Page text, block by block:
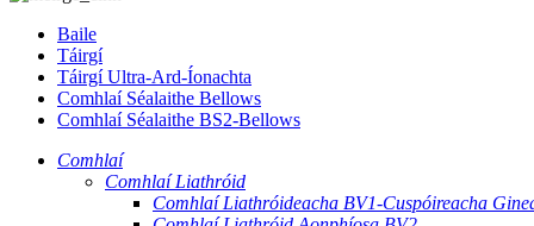
Baile
Táirgí
Táirgí Ultra-Ard-Íonachta
Comhlaí Séalaithe Bellows
Comhlaí Séalaithe BS2-Bellows
Comhlaí
Comhlaí Liathróid
Comhlaí Liathróideacha BV1-Cuspóireacha